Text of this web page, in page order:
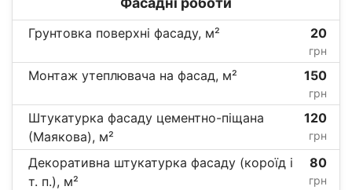
Грунтовка поверхні фасаду, м² 20
грн
Монтаж утеплювача на фасад, м² 150
грн
Штукатурка фасаду цементно-піщана
(Маякова), м²
120
грн
Декоративна штукатурка фасаду (короїд і
т. п.), м²
80
грн